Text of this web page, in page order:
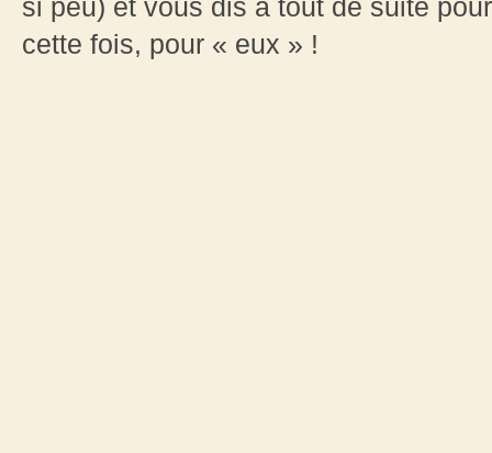
si peu) et vous dis à tout de suite
cette fois, pour « eux » !